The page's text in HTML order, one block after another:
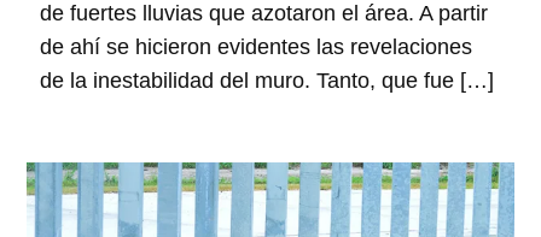
de fuertes lluvias que azotaron el área. A partir
de ahí se hicieron evidentes las revelaciones
de la inestabilidad del muro. Tanto, que fue […]